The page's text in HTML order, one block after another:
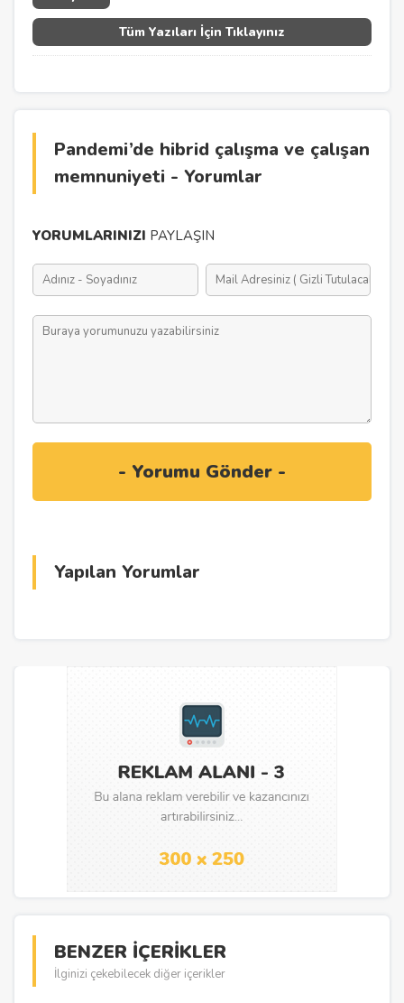
Tüm Yazıları İçin Tıklayınız
Pandemi’de hibrid çalışma ve çalışan
memnuniyeti - Yorumlar
YORUMLARINIZI PAYLAŞIN
Yapılan Yorumlar
BENZER İÇERİKLER
İlginizi çekebilecek diğer içerikler